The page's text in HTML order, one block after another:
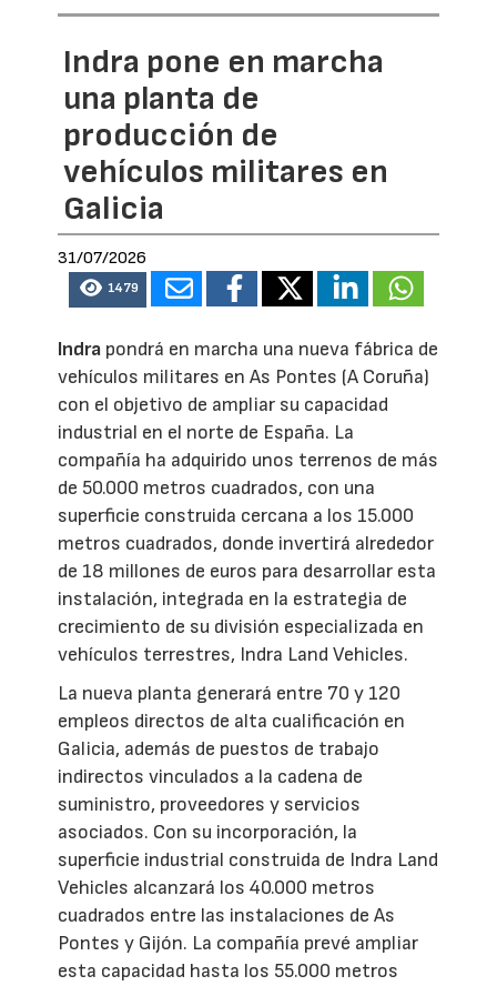
Indra pone en marcha
una planta de
producción de
vehículos militares en
Galicia
31/07/2026
1479
Indra pondrá en marcha una nueva fábrica de
vehículos militares en As Pontes (A Coruña)
con el objetivo de ampliar su capacidad
industrial en el norte de España. La
compañía ha adquirido unos terrenos de más
de 50.000 metros cuadrados, con una
superficie construida cercana a los 15.000
metros cuadrados, donde invertirá alrededor
de 18 millones de euros para desarrollar esta
instalación, integrada en la estrategia de
crecimiento de su división especializada en
vehículos terrestres, Indra Land Vehicles.
La nueva planta generará entre 70 y 120
empleos directos de alta cualificación en
Galicia, además de puestos de trabajo
indirectos vinculados a la cadena de
suministro, proveedores y servicios
asociados. Con su incorporación, la
superficie industrial construida de Indra Land
Vehicles alcanzará los 40.000 metros
cuadrados entre las instalaciones de As
Pontes y Gijón. La compañía prevé ampliar
esta capacidad hasta los 55.000 metros